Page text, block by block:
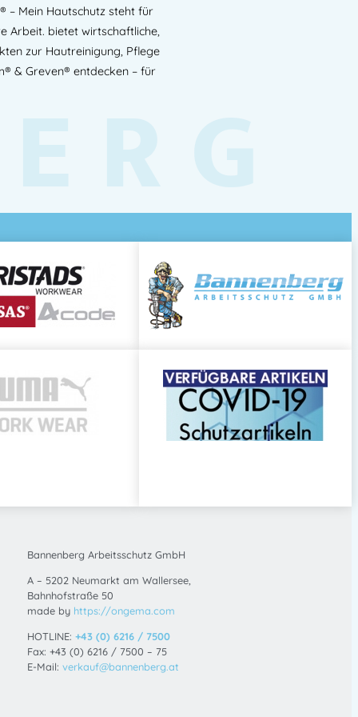
auf die saubere, trockene Haut
auf gefährdete Hautbereiche
– alle Inhaltsstoffe
silikonfrei
ideal für sensible Bereiche
ml Tube. Lebensmittelecht, parfümfrei,
bei wasserlöslichen Arbeitsstoffen im
Hautschutz, Hautschutz
Unkategorisiert,HAUTSCHUTZ
Kosmetik,HSP Kantine
HSP
– Mein Hautschutz steht für
Arbeit. bietet wirtschaftliche,
zur Hautreinigung, Pflege
& Greven® entdecken – für
Bannenberg Arbeitsschutz GmbH
A – 5202 Neumarkt am Wallersee,
Bahnhofstraße 50
made by https://ongema.com
HOTLINE: +43 (0) 6216 / 7500
Fax: +43 (0) 6216 / 7500 – 75
E-Mail: verkauf@bannenberg.at